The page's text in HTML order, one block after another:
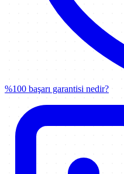
%100 başarı garantisi nedir?